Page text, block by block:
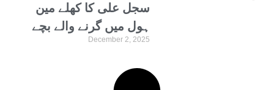
سجل علی کا کھلے مین
ہول میں گرنے والے بچے
کی موت پر سخت ردعمل
December 2, 2025